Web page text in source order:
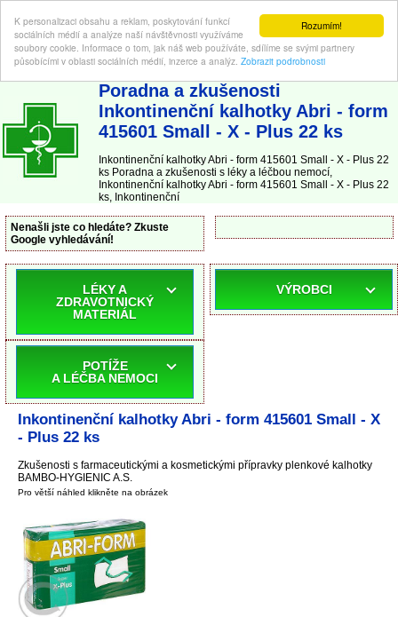
Rozumím!
K personalizaci obsahu a reklam, poskytování funkcí
sociálních médií a analýze naší návštěvnosti využíváme
soubory cookie. Informace o tom, jak náš web používáte, sdílíme se svými partnery
působícími v oblasti sociálních médií, inzerce a analýz. Zobrazit podrobnosti
ABC-LEKARNA.cz | Poradna a zkušenosti s léky a léčbou nemocí
Poradna a zkušenosti
Inkontinenční kalhotky Abri - form
415601 Small - X - Plus 22 ks
Inkontinenční kalhotky Abri - form 415601 Small - X - Plus 22
ks Poradna a zkušenosti s léky a léčbou nemocí,
Inkontinenční kalhotky Abri - form 415601 Small - X - Plus 22
ks, Inkontinenční
Nenašli jste co hledáte? Zkuste
Google vyhledávání!
LÉKY A
ZDRAVOTNICKÝ
MATERIÁL
POTÍŽE
A LÉČBA NEMOCI
VÝROBCI
Inkontinenční kalhotky Abri - form 415601 Small - X
- Plus 22 ks
Zkušenosti s farmaceutickými a kosmetickými přípravky plenkové kalhotky
BAMBO-HYGIENIC A.S.
Pro větší náhled klikněte na obrázek